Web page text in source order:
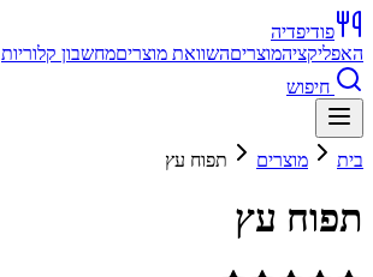
פודיפדיה
האפליקציהמוצריםהשוואת מוצריםמחשבון קלוריות
חיפוש
בית מוצרים תפוח עץ
תפוח עץ